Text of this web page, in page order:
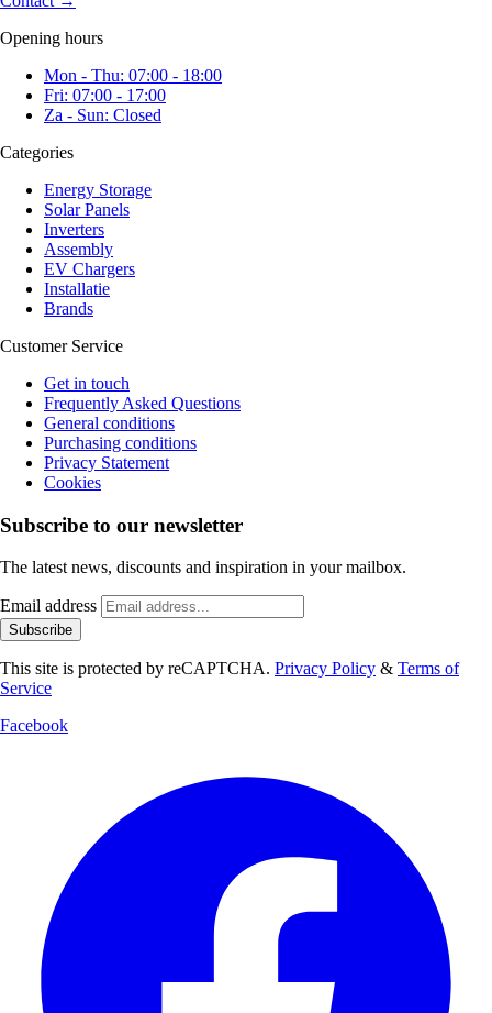
Opening hours
Mon - Thu: 07:00 - 18:00
Fri: 07:00 - 17:00
Za - Sun: Closed
Categories
Energy Storage
Solar Panels
Inverters
Assembly
EV Chargers
Installatie
Brands
Customer Service
Get in touch
Frequently Asked Questions
General conditions
Purchasing conditions
Privacy Statement
Cookies
Subscribe to our newsletter
The latest news, discounts and inspiration in your mailbox.
Email address
Subscribe
This site is protected by reCAPTCHA. Privacy Policy & Terms of
Service
Facebook